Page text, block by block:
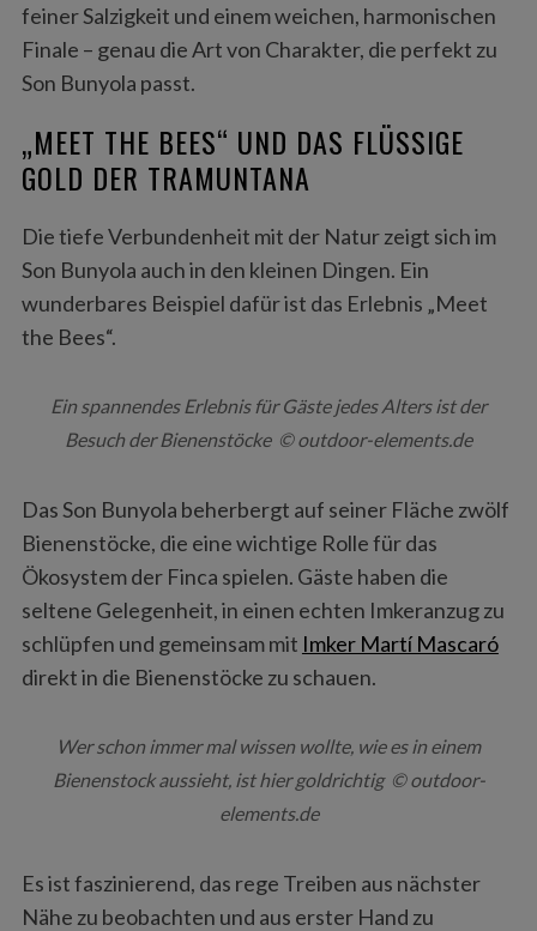
feiner Salzigkeit und einem weichen, harmonischen
Finale – genau die Art von Charakter, die perfekt zu
Son Bunyola passt.
„MEET THE BEES“ UND DAS FLÜSSIGE
GOLD DER TRAMUNTANA
Die tiefe Verbundenheit mit der Natur zeigt sich im
Son Bunyola auch in den kleinen Dingen. Ein
wunderbares Beispiel dafür ist das Erlebnis „Meet
the Bees“.
Ein spannendes Erlebnis für Gäste jedes Alters ist der
Besuch der Bienenstöcke © outdoor-elements.de
Das Son Bunyola beherbergt auf seiner Fläche zwölf
Bienenstöcke, die eine wichtige Rolle für das
Ökosystem der Finca spielen. Gäste haben die
seltene Gelegenheit, in einen echten Imkeranzug zu
schlüpfen und gemeinsam mit Imker Martí Mascaró
direkt in die Bienenstöcke zu schauen.
Wer schon immer mal wissen wollte, wie es in einem
Bienenstock aussieht, ist hier goldrichtig © outdoor-
elements.de
Es ist faszinierend, das rege Treiben aus nächster
Nähe zu beobachten und aus erster Hand zu
e
r
r